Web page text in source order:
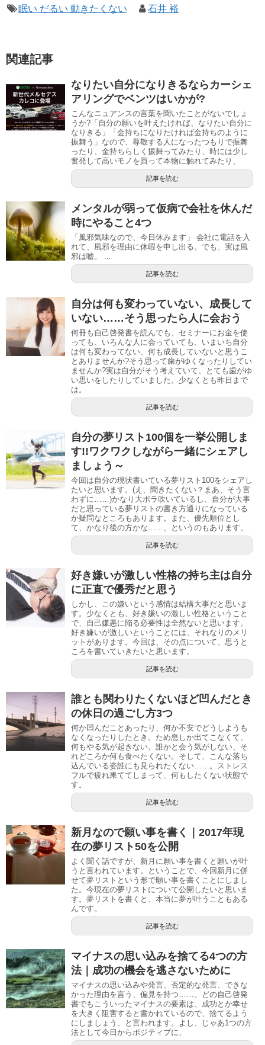
眠い だるい 動きたくない 石井 裕
関連記事
なりたい自分になりきるならカーシェ
アリングでベンツはいかが?
こんなニュアンスの言葉を聞いたことがないでしょ
うか?「自分の願いを叶えたければ、なりたい自分に
なりきる」「金持ちになりたければ金持ちのように
振舞う」なので、尊敬する人になったつもりで振舞
ったり、金持ちらしく振舞ってみたり、時には少し
奮発して高いモノを買って本物に触れてみたり、
記事を読む
メンタルが弱って仮病で会社を休んだ
時にやること4つ
「風邪気味なので、今日休みます」 会社に電話を入
れて、風邪を理由に休暇を申し出る。でも、実は風
邪は嘘。 ...
記事を読む
自分は何も変わっていない、成長して
いない……そう思ったら人に会おう
何冊も自己啓発書を読んでも、セミナーにお金を使
っても、いろんな人に会っていても、いまいち自分
は何も変わってない、何も成長していないと思うこ
とありませんか?そう思って歯がゆくなったりしてい
ませんか?実は自分がそう考えていて、とても歯がゆ
い思いをしたりしていました。少なくとも昨日まで
は。
記事を読む
自分の夢リスト100個を一挙公開しま
す!!ワクワクしながら一緒にシェアし
ましょう～
今回は自分の現状書いている夢リスト100をシェアし
たいと思います。(え、聞きたくない？まあ、そう言
わずに……)かなり大ボラ吹いているし、自分が大事
だと思っている夢リストの書き方通りになっている
か疑問なところもあります。また、優先順位とし
て、かなり後の方かな……、というのもあります。
記事を読む
好き嫌いが激しい性格の持ち主は自分
に正直で優秀だと思う
しかし、この嫌いという感情は結構大事だと思いま
す。少なくとも、好き嫌いの激しい性格ということ
で、自己嫌悪に陥る必要性は全然ないと思います。
好き嫌いが激しいということには、それなりのメリ
ットがあります。今回は、その点について、思うと
ころを書いていきたいと思います。
記事を読む
誰とも関わりたくないほど凹んだとき
の休日の過ごし方3つ
何か凹んだことあったり、何か不安でどうしようも
なくなったりしたとき。ため息しか出てこなくて、
何もやる気が起きない。誰かと会う気がしない、そ
れどころか何も食べたくない。そして、こんな落ち
込んでいる姿誰にも見られたくない……。ストレス
フルで疲れ果ててしまって、何もしたくない状態で
す。
記事を読む
新月なので願い事を書く｜2017年現
在の夢リスト50を公開
よく聞く話ですが、新月に願い事を書くと願いが叶
うと言われています。ということで、今回新月に併
せて夢リストという形で願い事を書くことにしまし
た。今現在の夢リストについて公開したいと思いま
す。夢リストを書くと、本当に夢が叶うこともある
んです。
記事を読む
マイナスの思い込みを捨てる4つの方
法｜成功の機会を逃さないために
マイナスの思い込みや発言、否定的な発言、できな
かった理由を言う、偏見を持つ……。どの自己啓発
書でもこういったマイナスの要素は、成功とか幸せ
を大きく阻害すると書かれているので、捨てるよう
にしましょう、と言われます。よし、じゃあ1つの方
法として今日からポジティブに、